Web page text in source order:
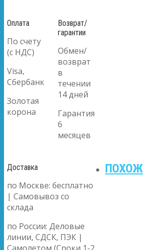
Оплата
По счету
(с НДС)
Visa,
Сбербанк
Золотая
корона
Возврат/
гарантии
Обмен/
возврат
в
течении
14 дней
Гарантия
6
месяцев
Доставка
по Москве: бесплатно
| Самовывоз со
склада
по России: Деловые
линии, СДСК, ПЭК |